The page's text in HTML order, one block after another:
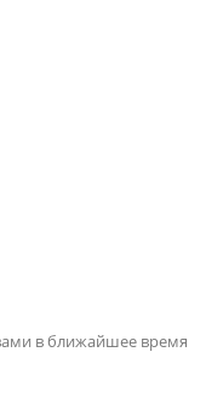
в ближайшее время